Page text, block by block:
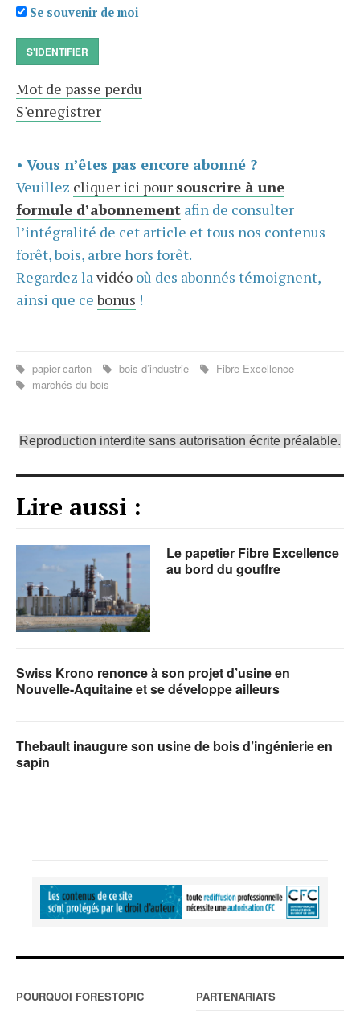
Se souvenir de moi
S'IDENTIFIER
Mot de passe perdu
S'enregistrer
• Vous n’êtes pas encore abonné ?
Veuillez cliquer ici pour souscrire à une
formule d’abonnement afin de consulter
l’intégralité de cet article et tous nos contenus
forêt, bois, arbre hors forêt.
Regardez lavidéo où des abonnés témoignent,
ainsi que cebonus !
papier-carton bois d’industrie
Fibre Excellence
marchés du bois
Reproduction interdite sans autorisation écrite préalable.
Lire aussi :
Le papetier Fibre Excellence
au bord du gouffre
Swiss Krono renonce à son projet d’usine en
Nouvelle-Aquitaine et se développe ailleurs
Thebault inaugure son usine de bois d’ingénierie en
sapin
POURQUOI FORESTOPIC
PARTENARIATS